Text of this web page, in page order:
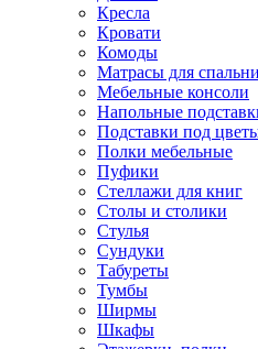
Кресла
Кровати
Комоды
Матрасы для спальни
Мебельные консоли
Напольные
Подставки под
Полки мебельные
Пуфики
Стеллажи для книг
Столы и столики
Стулья
Сундуки
Табуреты
Тумбы
Ширмы
Шкафы